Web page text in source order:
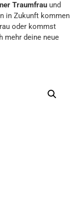
Traumfrau und
in Zukunft kommen
oder kommst
mehr deine neue